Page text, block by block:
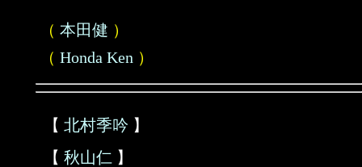
（ 本田健 ）
（ Honda Ken ）
【 北村季吟 】
【 秋山仁 】